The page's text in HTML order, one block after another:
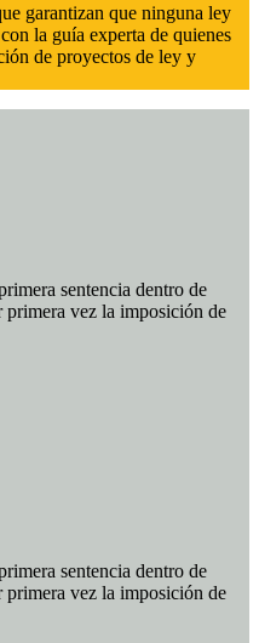
garantizan que ninguna ley
la guía experta de quienes
de proyectos de ley y
sentencia dentro de
primera vez la imposición de
sentencia dentro de
primera vez la imposición de